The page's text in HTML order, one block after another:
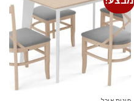
wishlist